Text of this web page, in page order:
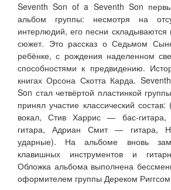
Seventh Son of a Seventh Son
альбом группы: несмотря на
интерлюдий, его песни складываются
сюжет. Это рассказ о Седьмом
ребёнке, с рождения наделенном
способностями к предвидению.
книгах Орсона Скотта Карда.
Son стал четвёртой пластинкой
принял участие классический
вокал, Стив Харрис — бас-
гитара, Адриан Смит — гитара,
ударные). На альбоме вновь
клавишных инструментов и
Обложка альбома выполнена
оформителем группы Дереком